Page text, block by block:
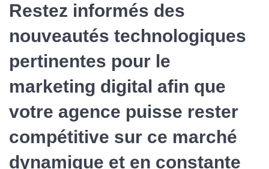
Restez informés des
nouveautés technologiques
pertinentes pour le
marketing digital afin que
votre agence puisse rester
compétitive sur ce marché
dynamique et en constante